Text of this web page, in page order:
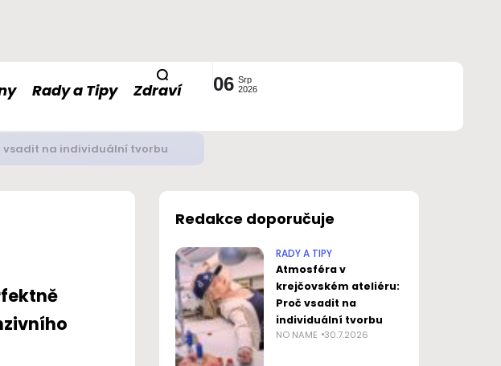
Rady a Tipy Zdraví 06 Srp
2026
či nervovou soustavou?
Redakce doporučuje
RADY A TIPY
Atmosféra v
krejčovském ateliéru:
Proč vsadit na
individuální tvorbu
NO NAME 30.7.2026